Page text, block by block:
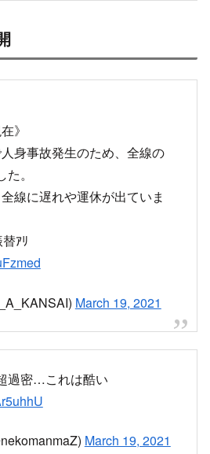
19, 2021
出駅で飛び込み事故あった
る
モロ見てたかも
March 19, 2021
事故。運転見合わせ。
March 19, 2021
はあー
March 19, 2021